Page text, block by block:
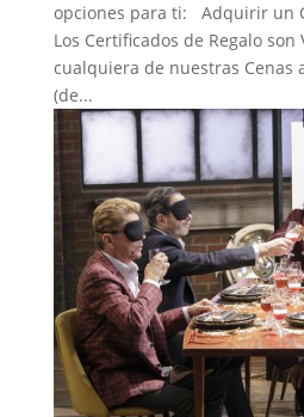
opciones para ti: Adquirir un
Los Certificados de Regalo
cualquiera de nuestras Cenas
(de...